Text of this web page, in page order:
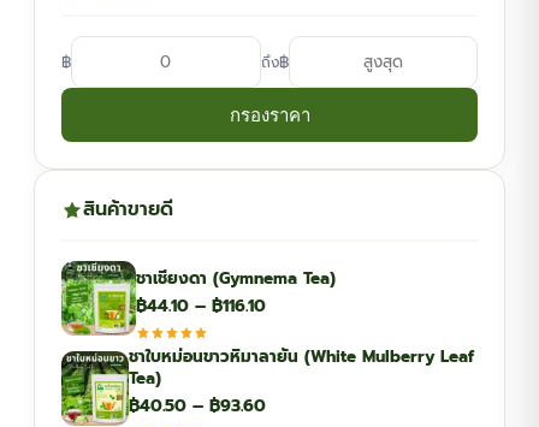
฿ ถึง฿
กรองราคา
สินค้าขายดี
ชาเชียงดา (Gymnema Tea)
฿44.10 – ฿116.10Price
฿44.10
฿116.10
ชาใบหม่อนขาวหิมาลายัน (White Mulberry Leaf
Tea)
฿40.50 – ฿93.60Price